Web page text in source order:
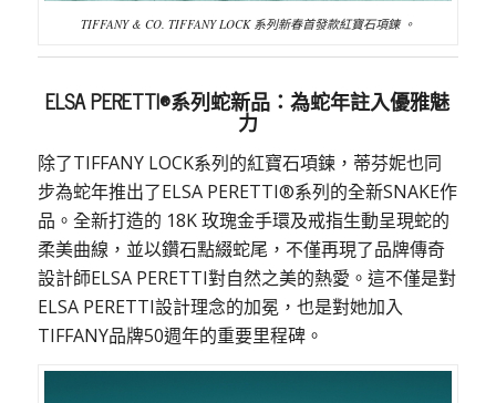
TIFFANY & CO. TIFFANY LOCK 系列新春首發款紅寶石項鍊 。
ELSA PERETTI®系列蛇新品：為蛇年註入優雅魅
力
除了TIFFANY LOCK系列的紅寶石項鍊，蒂芬妮也同
步為蛇年推出了ELSA PERETTI®系列的全新SNAKE作
品。全新打造的 18K 玫瑰金手環及戒指生動呈現蛇的
柔美曲線，並以鑽石點綴蛇尾，不僅再現了品牌傳奇
設計師ELSA PERETTI對自然之美的熱愛。這不僅是對
ELSA PERETTI設計理念的加冕，也是對她加入
TIFFANY品牌50週年的重要里程碑。